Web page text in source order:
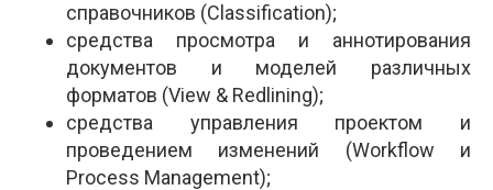
справочников (Classification);
средства просмотра и аннотирования
документов и моделей различных
форматов (View & Redlining);
средства управления проектом и
проведением изменений (Workflow и
Process Management);